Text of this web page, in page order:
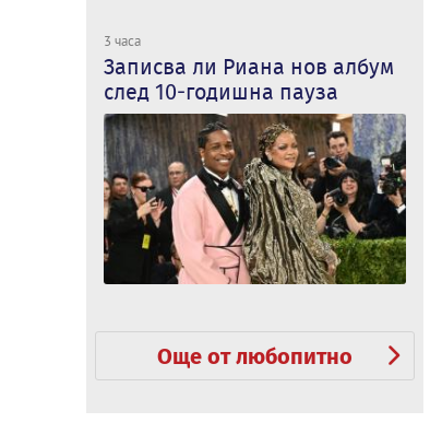
3 часа
Записва ли Риана нов албум
след 10-годишна пауза
Още от любопитно